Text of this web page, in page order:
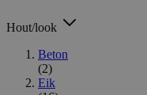
Hout/look
Beton
(2)
Eik